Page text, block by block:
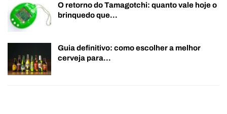
O retorno do Tamagotchi: quanto vale hoje o
brinquedo que…
Guia definitivo: como escolher a melhor
cerveja para…